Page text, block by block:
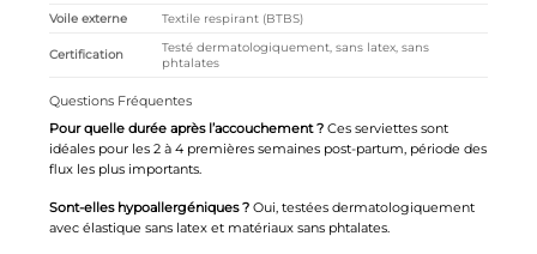
Voile externe Textile respirant (BTBS)
Certification
Testé dermatologiquement, sans latex, sans
phtalates
Questions Fréquentes
Pour quelle durée après l’accouchement ?Ces serviettes sont
idéales pour les 2 à 4 premières semaines post-partum, période des
flux les plus importants.
Sont-elles hypoallergéniques ?Oui, testées dermatologiquement
avec élastique sans latex et matériaux sans phtalates.